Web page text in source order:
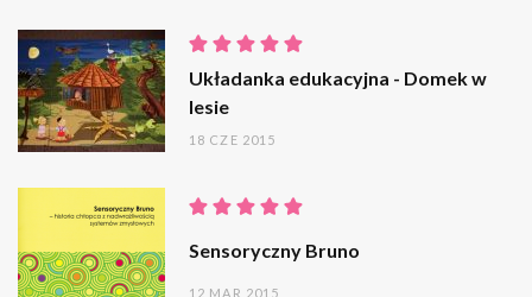
Układanka edukacyjna - Domek w
lesie
18 CZE 2015
Sensoryczny Bruno
12 MAR 2015